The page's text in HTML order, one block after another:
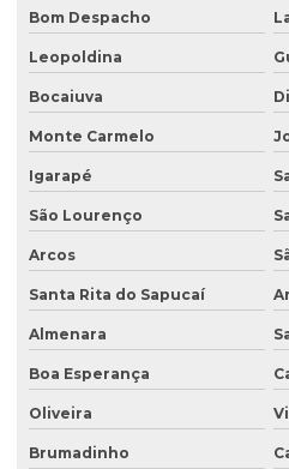
Estudo de passivo ambiental
Exploração de águas subterrâneas
Gerenciamento de efluentes
Instalação de tanques de
Investigação ambiental
Investigação ambiental
Investigação ambiental detalhada
Investigação ambiental preliminar
Investigação confirmatória
Investigação confirmatória de
Bom Despacho
Leopoldina
Bocaiuva
Monte Carmelo
Igarapé
São Lourenço
Arcos
Santa Rita do Sapucaí
Almenara
Boa Esperança
Oliveira
Brumadinho